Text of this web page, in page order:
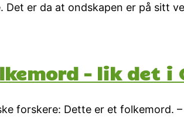
er da at ondskapen er på sitt
– lik det i
forskere: Dette er et folkemord.